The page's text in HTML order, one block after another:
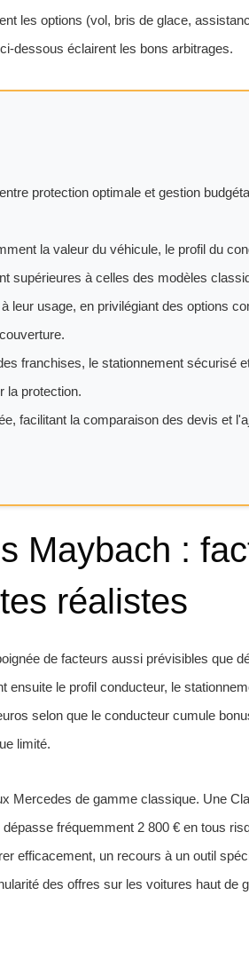
les options (vol, bris de glace,
dessous éclairent les bons arbitrages.
protection optimale et gestion
la valeur du véhicule, le profil du
supérieures à celles des modèles
leur usage, en privilégiant des options
franchises, le stationnement sécurisé
la protection.
facilitant la comparaison des devis et
Maybach :
réalistes
de facteurs aussi prévisibles que
le profil conducteur, le
selon que le conducteur cumule
limité.
Mercedes de gamme classique. Une
fréquemment 2 800 € en tous
efficacement, un recours à un outil
des offres sur les voitures haut de